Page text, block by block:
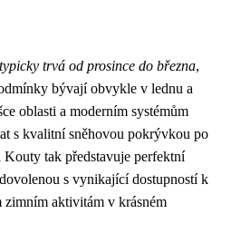
trvá od prosince do března,
bývají obvykle v lednu a
oblasti a moderním systémům
s kvalitní sněhovou pokrývkou po
tak představuje perfektní
s vynikající dostupností k
zimním aktivitám v krásném